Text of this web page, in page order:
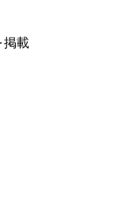
掲載